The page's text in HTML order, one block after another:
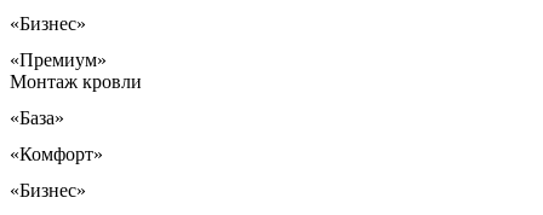
«Бизнес»
«Премиум»
Монтаж кровли
«База»
«Комфорт»
«Бизнес»